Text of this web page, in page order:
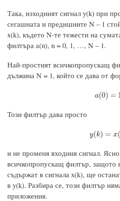
Така, изходният сигнал y(k) при
сегашната и предишните N – 1
x(k), където N-те тежести на
филтъра a(n), n = 0, 1, …, N – 1.
Най-простият всичкопропускащ
дължина N = 1, който се дава от
a(0) =
a(0 =1
Този филтър дава просто
y(k) = x(
y(k )= x(k
и не променя входния сигнал.
всичкопропускащ филтър, защото
съдържат в сигнала x(k), ще
в y(k). Разбира се, този филтър
приложения.